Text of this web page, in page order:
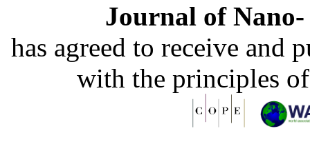
Journal of
has agreed to receive and
with the principles